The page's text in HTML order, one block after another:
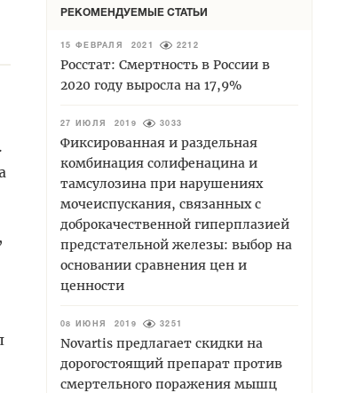
РЕКОМЕНДУЕМЫЕ СТАТЬИ
15 ФЕВРАЛЯ 2021 2212
Росстат: Смертность в России в
2020 году выросла на 17,9%
27 ИЮЛЯ 2019 3033
Фиксированная и раздельная
комбинация солифенацина и
тамсулозина при нарушениях
мочеиспускания, связанных с
доброкачественной гиперплазией
предстательной железы: выбор на
основании сравнения цен и
ценности
08 ИЮНЯ 2019 3251
Novartis предлагает скидки на
дорогостоящий препарат против
смертельного поражения мышц